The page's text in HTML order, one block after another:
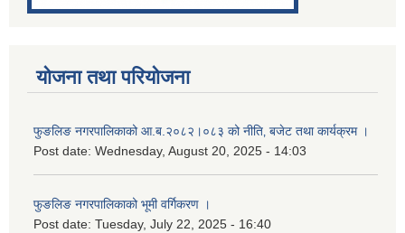
योजना तथा परियोजना
फुङलिङ नगरपालिकाको आ.ब.२०८२।०८३ को नीति‚ बजेट तथा कार्यक्रम ।
Post date: Wednesday, August 20, 2025 - 14:03
फुङलिङ नगरपालिकाको भूमी वर्गिकरण ।
Post date: Tuesday, July 22, 2025 - 16:40